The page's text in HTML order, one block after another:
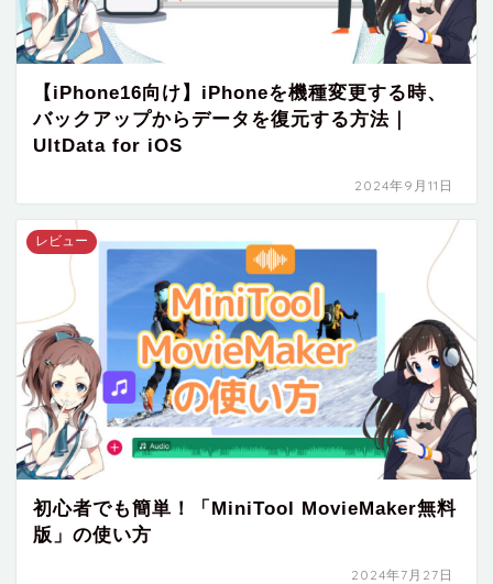
【iPhone16向け】iPhoneを機種変更する時、
バックアップからデータを復元する方法｜
UltData for iOS
2024年9月11日
レビュー
初心者でも簡単！「MiniTool MovieMaker無料
版」の使い方
2024年7月27日